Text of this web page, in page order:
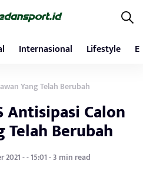
Internasional Lifestyle
Yang Telah Berubah
Antisipasi Calon
Telah Berubah
2021 - - 15:01 - 3 min read